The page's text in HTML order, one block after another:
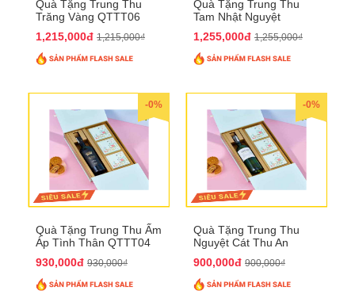
Quà Tặng Trung Thu
Trăng Vàng QTTT06
1,215,000đ 1,215,000₫
Quà Tặng Trung Thu
Tam Nhật Nguyệt
1,255,000đ 1,255,000₫
-0%
Quà Tặng Trung Thu Ấm
Áp Tình Thân QTTT04
930,000đ 930,000₫
-0%
Quà Tặng Trung Thu
Nguyệt Cát Thu An
900,000đ 900,000₫